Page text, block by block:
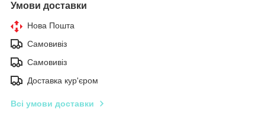
Умови доставки
Нова Пошта
Самовивіз
Самовивіз
Доставка кур'єром
Всі умови доставки